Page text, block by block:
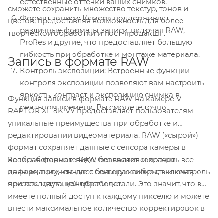
Формат записи: Камера поддерживает
различные форматы записи, включая RAW,
ProRes и другие, что предоставляет большую
гибкость при обработке и монтаже материала.
Контроль экспозиции: Встроенные функции
контроля экспозиции позволяют вам настроить
яркость, контраст и экспозицию снимка в
реальном времени. Вы сможете точно
сможете сохранить множество текстур, тонов и
цветов, предоставляя возможность для более
творческой обработки и пост-продакшн.
Запись в формате RAW
Функция записи в формате RAW на камере V-
RAPTOR XL 8K VV предоставляет пользователям
уникальные преимущества при обработке и
редактировании видеоматериала. RAW («сырой»)
формат сохраняет данные с сенсора камеры в
необработанном виде, без сжатия и потери
информации, что дает большую гибкость и контроль
при последующей обработке.
Запись в формате RAW позволяет сохранить все
данные, полученные с сенсора камеры, включая
яркость, цвета, контраст и детали. Это значит, что вы
имеете полный доступ к каждому пикселю и можете
внести максимальное количество корректировок в